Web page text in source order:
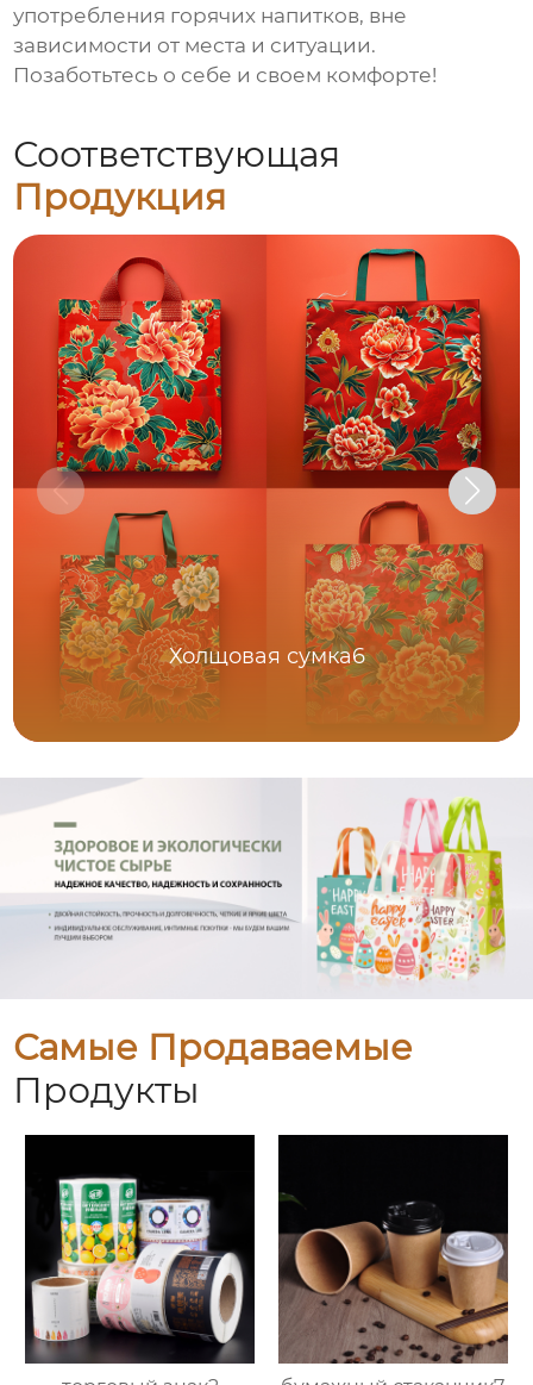
употребления горячих напитков, вне
зависимости от места и ситуации.
Позаботьтесь о себе и своем комфорте!
Соответствующая
Продукция
Холщовая сумка6
Самые Продаваемые
Продукты